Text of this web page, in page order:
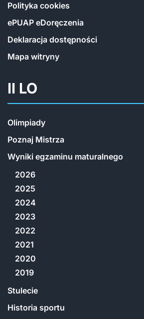
Polityka cookies
ePUAP eDoręczenia
Deklaracja dostępności
Mapa witryny
II LO
Olimpiady
Poznaj Mistrza
Wyniki egzaminu maturalnego
2026
2025
2024
2023
2022
2021
2020
2019
Stulecie
Historia sportu